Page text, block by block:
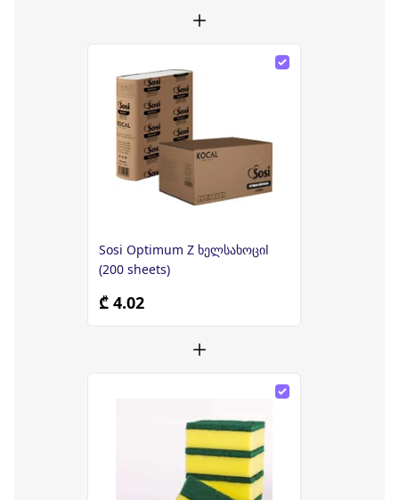
Sosi Optimum Z ხელსახოციl
(200 sheets)
₾ 4.02